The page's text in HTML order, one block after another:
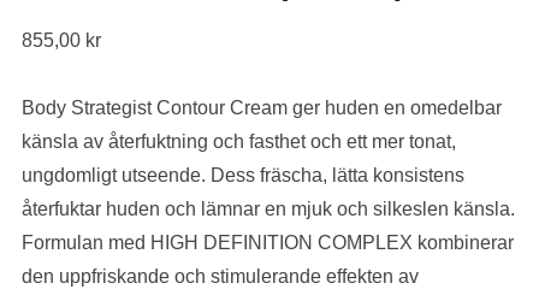
855,00 kr
Body Strategist Contour Cream ger huden en omedelbar
känsla av återfuktning och fasthet och ett mer tonat,
ungdomligt utseende. Dess fräscha, lätta konsistens
återfuktar huden och lämnar en mjuk och silkeslen känsla.
Formulan med HIGH DEFINITION COMPLEX kombinerar
den uppfriskande och stimulerande effekten av